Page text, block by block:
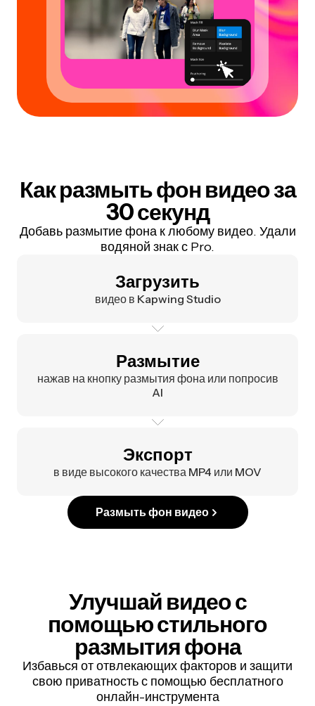
Как размыть фон видео за
30 секунд
Добавь размытие фона к любому видео. Удали
водяной знак с Pro.
Загрузить
видео в Kapwing Studio
Размытие
нажав на кнопку размытия фона или попросив
AI
Экспорт
в виде высокого качества MP4 или MOV
Размыть фон видео
Улучшай видеос
помощью стильного
размытия фона
Избавься от отвлекающих факторов и защити
свою приватность с помощью бесплатного
онлайн-инструмента